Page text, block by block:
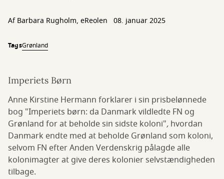
Af Barbara Rugholm, eReolen 08. januar 2025
TagsGrønland
Imperiets Børn
Anne Kirstine Hermann forklarer i sin prisbelønnede
bog "Imperiets børn: da Danmark vildledte FN og
Grønland for at beholde sin sidste koloni", hvordan
Danmark endte med at beholde Grønland som koloni,
selvom FN efter Anden Verdenskrig pålagde alle
kolonimagter at give deres kolonier selvstændigheden
tilbage.